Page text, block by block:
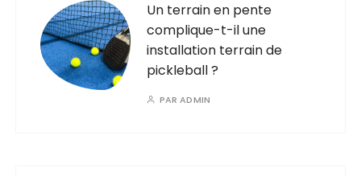
Un terrain en pente
complique-t-il une
installation terrain de
pickleball ?
PARADMIN